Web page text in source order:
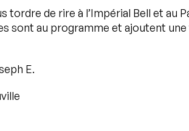
tordre de rire à l’Impérial Bell et au
sont au programme et ajoutent
E.